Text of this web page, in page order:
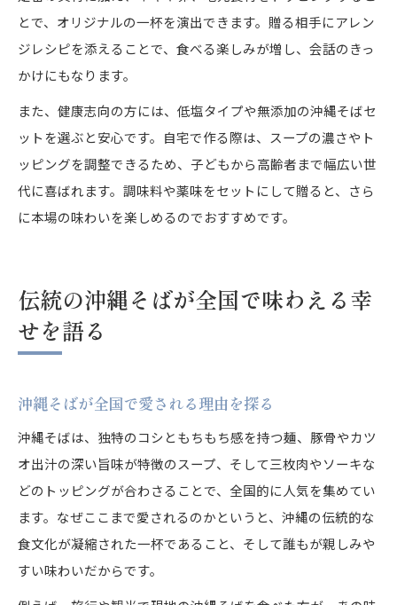
とで、オリジナルの一杯を演出できます。贈る相手にアレン
ジレシピを添えることで、食べる楽しみが増し、会話のきっ
かけにもなります。
また、健康志向の方には、低塩タイプや無添加の沖縄そばセ
ットを選ぶと安心です。自宅で作る際は、スープの濃さやト
ッピングを調整できるため、子どもから高齢者まで幅広い世
代に喜ばれます。調味料や薬味をセットにして贈ると、さら
に本場の味わいを楽しめるのでおすすめです。
伝統の沖縄そばが全国で味わえる幸
せを語る
沖縄そばが全国で愛される理由を探る
沖縄そばは、独特のコシともちもち感を持つ麺、豚骨やカツ
オ出汁の深い旨味が特徴のスープ、そして三枚肉やソーキな
どのトッピングが合わさることで、全国的に人気を集めてい
ます。なぜここまで愛されるのかというと、沖縄の伝統的な
食文化が凝縮された一杯であること、そして誰もが親しみや
すい味わいだからです。